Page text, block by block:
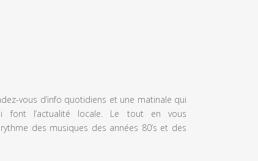
vous d’info quotidiens et une matinale qui
font l’actualité locale. Le tout en vous
des musiques des années 80’s et des